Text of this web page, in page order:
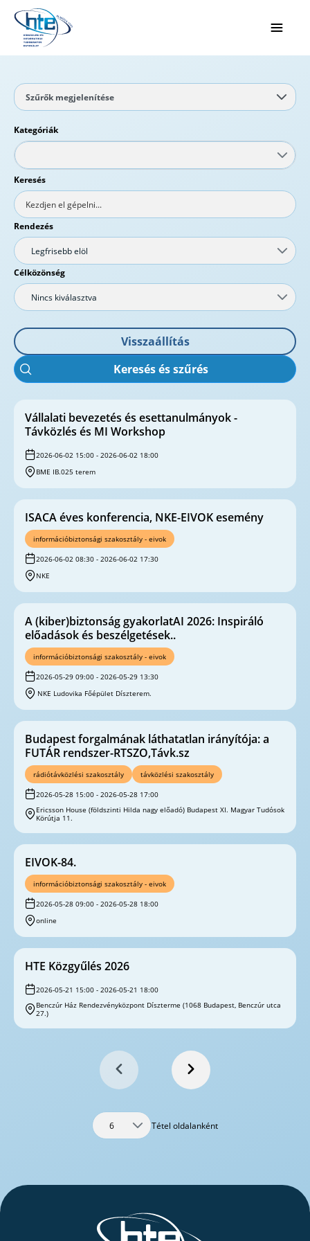
Ugrás a fő tartalomhoz
Szűrők megjelenítése
Kategóriák
Keresés
Rendezés
Legfrisebb elöl
Célközönség
Nincs kiválasztva
Visszaállítás
Keresés és szűrés
Vállalati bevezetés és esettanulmányok -
Távközlés és MI Workshop
2026-06-02 15:00 - 2026-06-02 18:00
BME IB.025 terem
ISACA éves konferencia, NKE-EIVOK esemény
információbiztonsági szakosztály - eivok
2026-06-02 08:30 - 2026-06-02 17:30
NKE
A (kiber)biztonság gyakorlatAI 2026: Inspiráló
előadások és beszélgetések..
információbiztonsági szakosztály - eivok
2026-05-29 09:00 - 2026-05-29 13:30
NKE Ludovika Főépület Díszterem.
Budapest forgalmának láthatatlan irányítója: a
FUTÁR rendszer-RTSZO,Távk.sz
rádiótávközlési szakosztály távközlési szakosztály
2026-05-28 15:00 - 2026-05-28 17:00
Ericsson House (földszinti Hilda nagy előadó) Budapest XI. Magyar Tudósok
Körútja 11.
EIVOK-84.
információbiztonsági szakosztály - eivok
2026-05-28 09:00 - 2026-05-28 18:00
online
HTE Közgyűlés 2026
2026-05-21 15:00 - 2026-05-21 18:00
Benczúr Ház Rendezvényközpont Díszterme (1068 Budapest, Benczúr utca
27.)
6 Tétel oldalanként